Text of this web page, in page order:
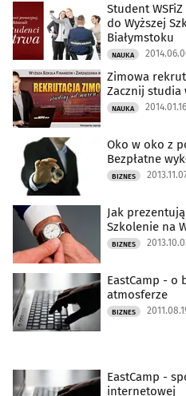
Student
do Wyższej
Białymstoku
NAUKA
Zimowa
Zacznij studia
NAUKA
Oko w oko z
Bezpłatne
BIZNES
Jak
Szkolenie na
BIZNES
EastCamp - o
atmosferze
BIZNES
EastCamp -
internetowej